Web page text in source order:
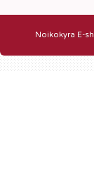
Noikokyra E-